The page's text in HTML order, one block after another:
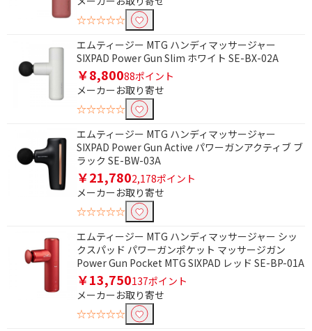
☆☆☆☆☆
エムティージー MTG ハンディマッサージャー
SIXPAD Power Gun Slim ホワイト SE-BX-02A
￥8,80088ポイント
メーカーお取り寄せ
☆☆☆☆☆
エムティージー MTG ハンディマッサージャー
SIXPAD Power Gun Active パワーガンアクティブ ブ
ラック SE-BW-03A
￥21,7802,178ポイント
メーカーお取り寄せ
☆☆☆☆☆
エムティージー MTG ハンディマッサージャー シッ
クスパッド パワーガンポケット マッサージガン
Power Gun Pocket MTG SIXPAD レッド SE-BP-01A
￥13,750137ポイント
メーカーお取り寄せ
☆☆☆☆☆